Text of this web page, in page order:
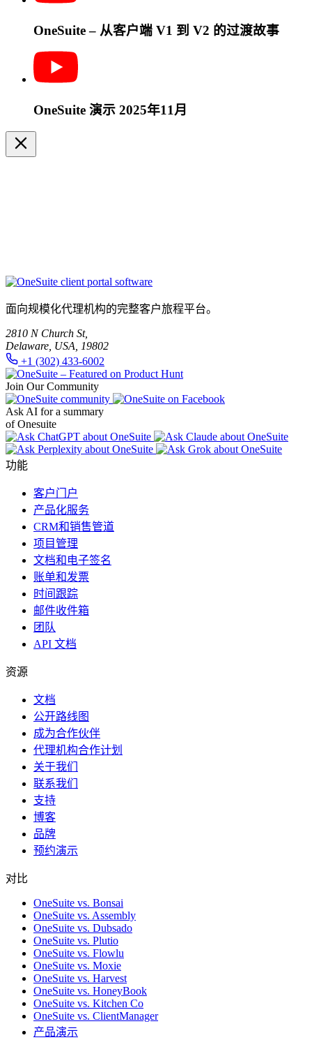
OneSuite – 从客户端 V1 到 V2 的过渡故事
OneSuite 演示 2025年11月
面向规模化代理机构的完整客户旅程平台。
2810 N Church St,
Delaware, USA, 19802
+1 (302) 433-6002
Join Our Community
Ask AI for a summary
of Onesuite
功能
客户门户
产品化服务
CRM和销售管道
项目管理
文档和电子签名
账单和发票
时间跟踪
邮件收件箱
团队
API 文档
资源
文档
公开路线图
成为合作伙伴
代理机构合作计划
关于我们
联系我们
支持
博客
品牌
预约演示
对比
OneSuite vs. Bonsai
OneSuite vs. Assembly
OneSuite vs. Dubsado
OneSuite vs. Plutio
OneSuite vs. Flowlu
OneSuite vs. Moxie
OneSuite vs. Harvest
OneSuite vs. HoneyBook
OneSuite vs. Kitchen Co
OneSuite vs. ClientManager
产品演示